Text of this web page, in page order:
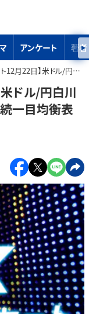
アンケート 著者
銀総裁発言など受け円売り継続一目均衡表の雲を上抜け
米ドル/円白川
一目均衡表